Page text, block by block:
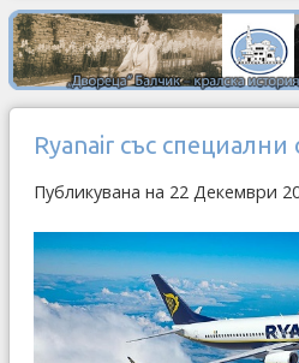
Ryanair със
Публикувана на 22 Декември